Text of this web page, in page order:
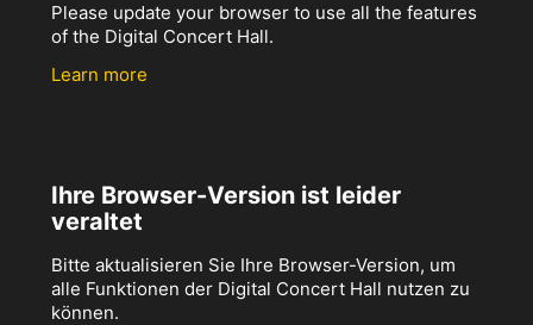
Please update your browser to use all the features
of the Digital Concert Hall.
Learn more
Ihre Browser-Version ist leider
veraltet
Bitte aktualisieren Sie Ihre Browser-Version, um
alle Funktionen der Digital Concert Hall nutzen zu
können.